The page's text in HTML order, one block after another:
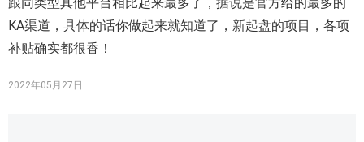
KA渠道，具体的话你做起来就知道了，新起盘的项目，各项
补贴确实都很香！
2022年05月27日